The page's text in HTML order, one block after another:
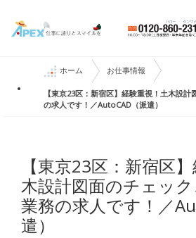
ホーム お仕事情報
【東京23区：新宿区】経験重視！土木設
の求人です！／AutoCAD（派遣）
【東京23区：新宿区
木設計図面のチェッ
業務の求人です！／
遣）